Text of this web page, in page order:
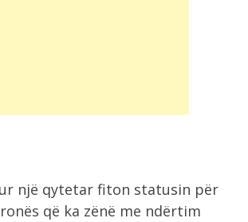
një qytetar fiton statusin për
që ka zënë me ndërtim